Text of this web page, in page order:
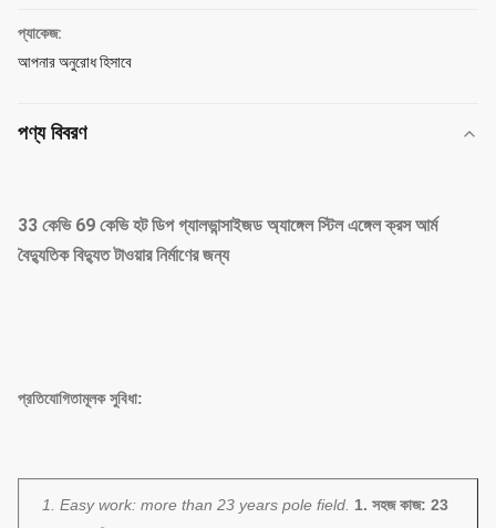
প্যাকেজ:
আপনার অনুরোধ হিসাবে
পণ্য বিবরণ
33 কেভি 69 কেভি হট ডিপ গ্যালভান্সাইজড অ্যাঙ্গেল স্টিল এঙ্গেল ক্রস আর্ম
বৈদ্যুতিক বিদ্যুত টাওয়ার নির্মাণের জন্য
প্রতিযোগিতামূলক সুবিধা:
1. Easy work: more than 23 years pole field. 1. সহজ কাজ: 23